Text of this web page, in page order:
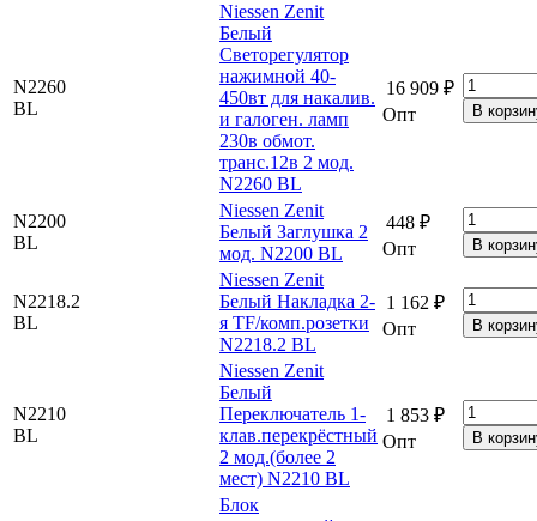
N2260
BL
Niessen Zenit
Белый
Светорегулятор
нажимной 40-
450вт для накалив.
и галоген. ламп
230в обмот.
транс.12в 2 мод.
N2260 BL
16 909 ₽
Опт
N2200
BL
Niessen Zenit
Белый Заглушка 2
мод. N2200 BL
448 ₽
Опт
N2218.2
BL
Niessen Zenit
Белый Накладка 2-
я TF/комп.розетки
N2218.2 BL
1 162 ₽
Опт
N2210
BL
Niessen Zenit
Белый
Переключатель 1-
клав.перекрёстный
2 мод.(более 2
мест) N2210 BL
1 853 ₽
Опт
Блок